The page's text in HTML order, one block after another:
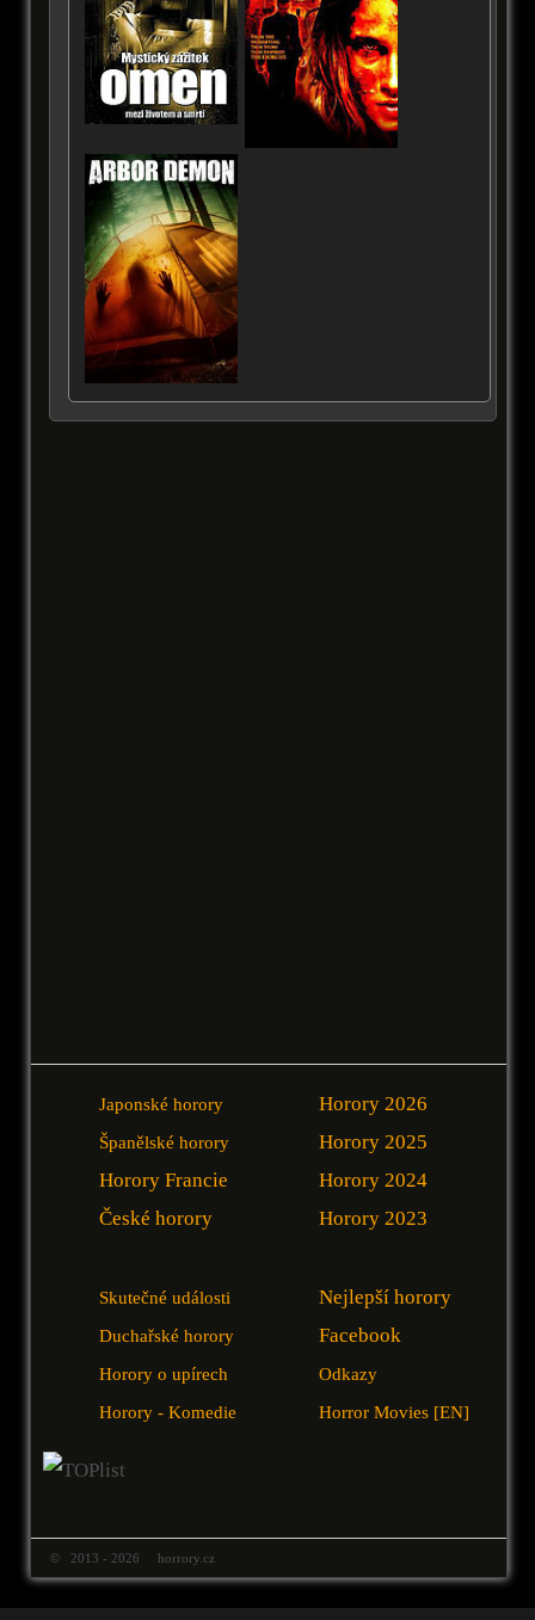
Japonské horory
Španělské horory
Horory Francie
České horory
Horory 2026
Horory 2025
Horory 2024
Horory 2023
Skutečné události
Duchařské horory
Horory o upírech
Horory - Komedie
Nejlepší horory
Facebook
Odkazy
Horror Movies [EN]
© 2013 - 2026 horrory.cz